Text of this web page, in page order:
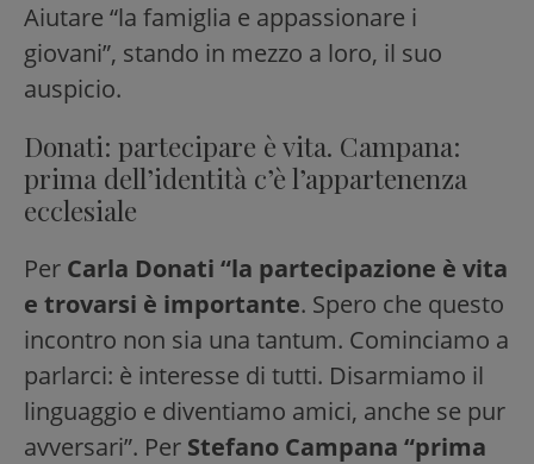
Aiutare “la famiglia e appassionare i
giovani”, stando in mezzo a loro, il suo
auspicio.
Donati: partecipare è vita. Campana:
prima dell’identità c’è l’appartenenza
ecclesiale
Per Carla Donati “la partecipazione è vita
e trovarsi è importante. Spero che questo
incontro non sia una tantum. Cominciamo a
parlarci: è interesse di tutti. Disarmiamo il
linguaggio e diventiamo amici, anche se pur
avversari”. Per Stefano Campana “prima